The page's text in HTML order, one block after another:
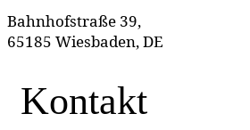
Bahnhofstraße 39,
65185 Wiesbaden, DE
Kontakt